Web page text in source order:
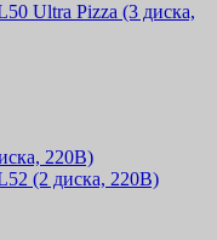
Ultra Pizza (3 диска,
(2 диска, 220В)